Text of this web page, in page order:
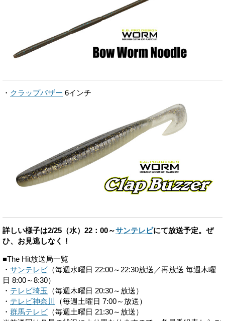
・ クラップバザー 6インチ
詳しい様子は2/25（水）22：00～サンテレビにて放送予定。ぜ
ひ、お見逃しなく！
■The Hit放送局一覧
・ サンテレビ （毎週水曜日 22:00～22:30放送／再放送 毎週木曜
日 8:00～8:30）
・ テレビ埼玉
（毎週木曜日 20:30～放送）
・ テレビ神奈川
（毎週土曜日 7:00～放送）
・ 群馬テレビ （毎週土曜日 21:30～放送）